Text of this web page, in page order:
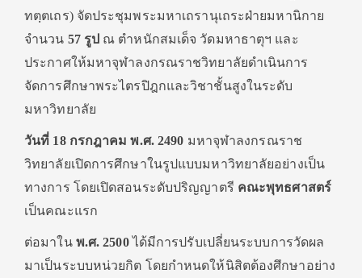
ทตฺตเถร) จัดประชุมพระมหาเถรานุเถระฝ่ายมหานิกาย
จำนวน 57 รูป ณ ตำหนักสมเด็จ วัดมหาธาตุฯ และ
ประกาศให้มหาจุฬาลงกรณราชวิทยาลัยดำเนินการ
จัดการศึกษาพระไตรปิฎกและวิชาชั้นสูงในระดับ
มหาวิทยาลัย
วันที่ 18 กรกฎาคม พ.ศ. 2490 มหาจุฬาลงกรณราช
วิทยาลัยเปิดการศึกษาในรูปแบบมหาวิทยาลัยอย่างเป็น
ทางการ โดยเปิดสอนระดับปริญญาตรี คณะพุทธศาสตร์
เป็นคณะแรก
ต่อมาใน พ.ศ. 2500ได้มีการปรับเปลี่ยนระบบการวัดผล
มาเป็นระบบหน่วยกิต โดยกำหนดให้นิสิตต้องศึกษาอย่าง